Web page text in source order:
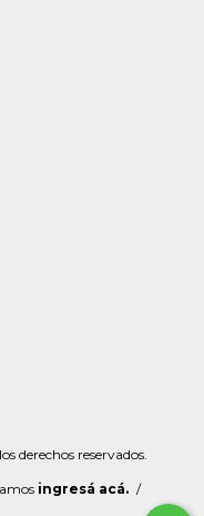
derechos reservados.
ingresá acá. /